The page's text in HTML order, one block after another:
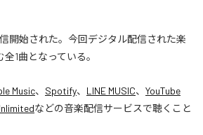
信開始された。今回デジタル配信された楽
全1曲となっている。
Music、 Spotify、 LINE MUSIC、 YouTube
などの音楽配信サービスで聴くこと